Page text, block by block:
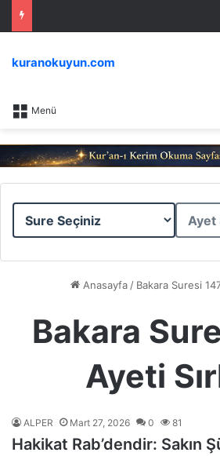
Menü
kuranokuyun.com
Sure
Ayet
Anasayfa / Bakara Suresi
Bakara
Ayeti
ALPER Mart 27, 2026 0 81
Hakikat Rab’dendir: Sakın